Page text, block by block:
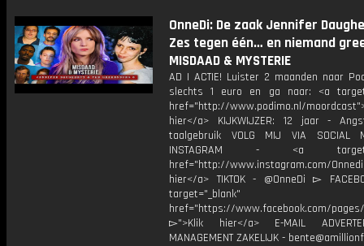
OnneDi: De zaak Jennifer
Zes tegen één… en niemand
MISDAAD & MYSTERIE
AD | ACTIE! Luister 2 maanden naar
slechts 1 euro en ga naar: <a
href="http://www.podimo.nl/
hier</a> KIJKWIJZER: 12 jaar -
taalgebruik VOLG MIJ VIA SOCIAL
INSTAGRAM - <a
href="http://www.instagram.com/
hier</a> TIKTOK - @OnneDi ▻
target="_blank"
href="https://www.facebook.com/pages/
▻">Klik hier</a> E-MAIL
MANAGEMENT ZAKELIJK -